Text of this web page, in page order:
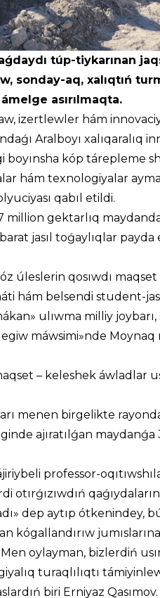
túp-tiykarınan
sonday-aq, xalıqtıń
asırılmaqta.
izertlewler hám
Aralboyı xalıqaralıq
boyınsha kóp tárepleme
hám texnologiyalar
qabıl etildi.
gektarlıq maydanda
jasıl toǵaylıqlar payda
úleslerin qosıwdı
hám belsendi student-
ulıwma milliy
máwsimi»nde Moynaq
– keleshek áwladlar
birgelikte
ajıratılǵan
professor-
otırǵızıwdıń
dep aytıp ótkenindey,
kógallandırıw
Men oylayman, bizlerdiń
turaqlılıqtı
biri Erniyaz Qasımov.